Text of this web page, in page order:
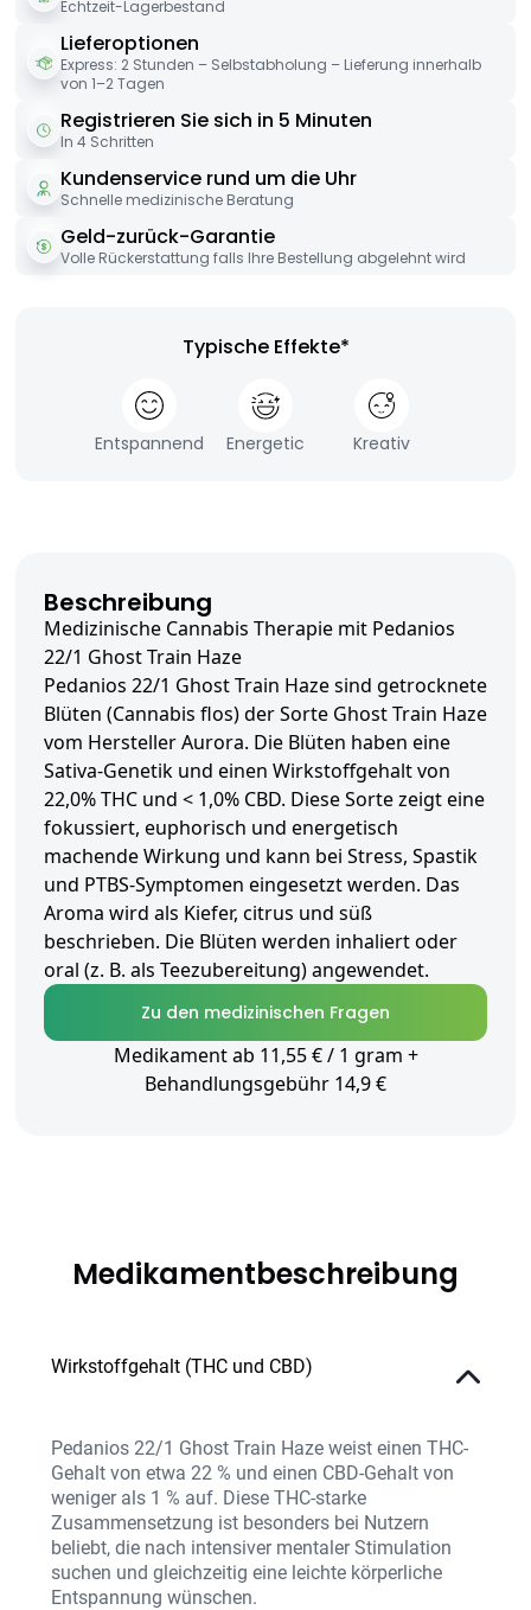
Echtzeit-Lagerbestand
Lieferoptionen
Express: 2 Stunden – Selbstabholung – Lieferung innerhalb
von 1–2 Tagen
Registrieren Sie sich in 5 Minuten
In 4 Schritten
Kundenservice rund um die Uhr
Schnelle medizinische Beratung
Geld-zurück-Garantie
Volle Rückerstattung falls Ihre Bestellung abgelehnt wird
Typische Effekte*
Entspannend Energetic Kreativ
Beschreibung
Medizinische Cannabis Therapie mit Pedanios
22/1 Ghost Train Haze
Pedanios 22/1 Ghost Train Haze sind getrocknete
Blüten (Cannabis flos) der Sorte Ghost Train Haze
vom Hersteller Aurora. Die Blüten haben eine
Sativa-Genetik und einen Wirkstoffgehalt von
22,0% THC und < 1,0% CBD. Diese Sorte zeigt eine
fokussiert, euphorisch und energetisch
machende Wirkung und kann bei Stress, Spastik
und PTBS-Symptomen eingesetzt werden. Das
Aroma wird als Kiefer, citrus und süß
beschrieben. Die Blüten werden inhaliert oder
oral (z. B. als Teezubereitung) angewendet.
Zu den medizinischen Fragen
Medikament ab 11,55 € / 1 gram +
Behandlungsgebühr 14,9 €
Medikamentbeschreibung
Wirkstoffgehalt (THC und CBD)
Pedanios 22/1 Ghost Train Haze weist einen THC-
Gehalt von etwa 22 % und einen CBD-Gehalt von
weniger als 1 % auf. Diese THC-starke
Zusammensetzung ist besonders bei Nutzern
beliebt, die nach intensiver mentaler Stimulation
suchen und gleichzeitig eine leichte körperliche
Entspannung wünschen.